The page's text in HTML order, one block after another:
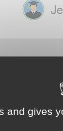
and gives